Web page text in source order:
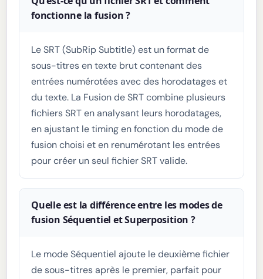
fonctionne la fusion ?
Le SRT (SubRip Subtitle) est un format de
sous-titres en texte brut contenant des
entrées numérotées avec des horodatages et
du texte. La Fusion de SRT combine plusieurs
fichiers SRT en analysant leurs horodatages,
en ajustant le timing en fonction du mode de
fusion choisi et en renumérotant les entrées
pour créer un seul fichier SRT valide.
Quelle est la différence entre les modes de
fusion Séquentiel et Superposition ?
Le mode Séquentiel ajoute le deuxième fichier
de sous-titres après le premier, parfait pour